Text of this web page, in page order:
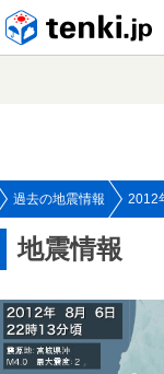
過去の地震情報 2012
地震情報